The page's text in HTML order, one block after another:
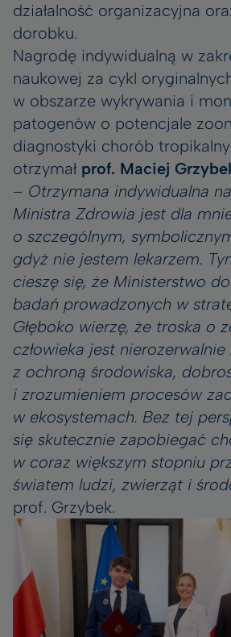
działalność organizacyjna
dorobku.
Nagrodę indywidualną w
naukowej za cykl
w obszarze wykrywania i
patogenów o potencjale
diagnostyki chorób
otrzymał prof. Maciej
– Otrzymana indywidualna
Ministra Zdrowia jest dla
o szczególnym,
gdyż nie jestem lekarzem.
cieszę się, że Ministerstwo
badań prowadzonych w
Głęboko wierzę, że troska o
człowieka jest nierozerwalnie
z ochroną środowiska,
i zrozumieniem procesów
w ekosystemach. Bez tej
się skutecznie zapobiegać
w coraz większym stopniu
światem ludzi, zwierząt i
prof. Grzybek.